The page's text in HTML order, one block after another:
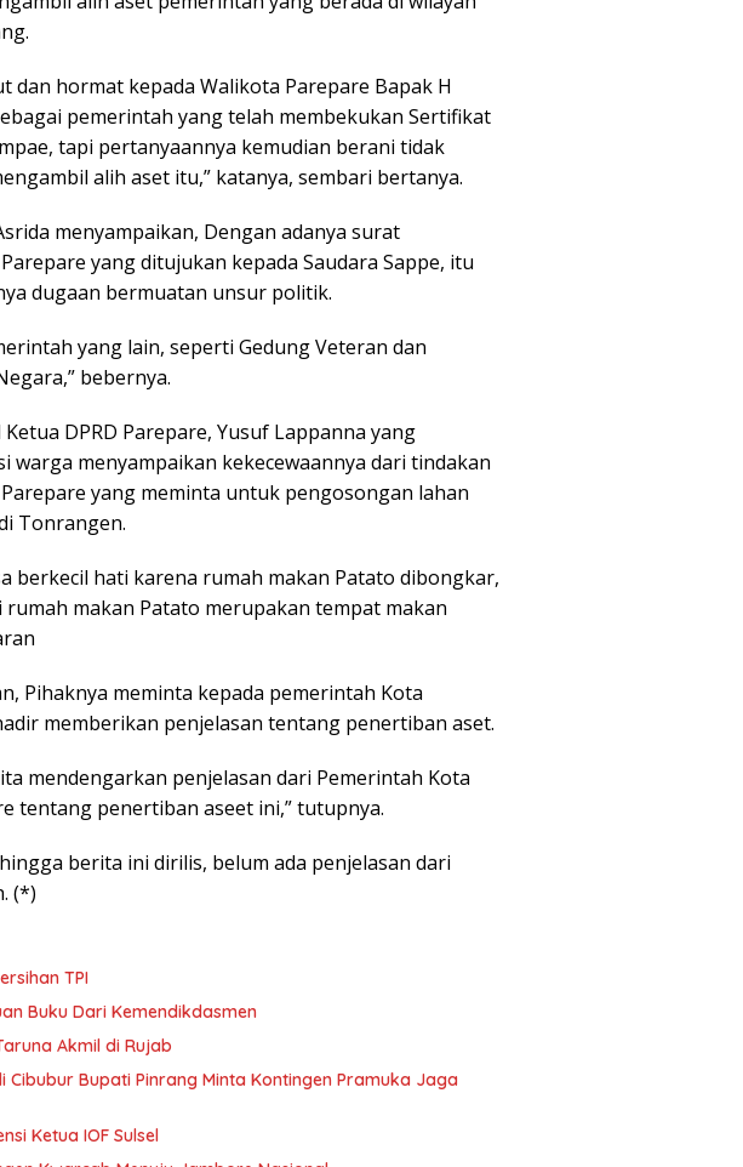
dan hormat kepada Walikota Parepare Bapak H
pemerintah yang telah membekukan Sertifikat
tapi pertanyaannya kemudian berani tidak
alih aset itu,” katanya, sembari bertanya.
menyampaikan, Dengan adanya surat
yang ditujukan kepada Saudara Sappe, itu
dugaan bermuatan unsur politik.
yang lain, seperti Gedung Veteran dan
bebernya.
DPRD Parepare, Yusuf Lappanna yang
warga menyampaikan kekecewaannya dari tindakan
yang meminta untuk pengosongan lahan
Tonrangen.
berkecil hati karena rumah makan Patato dibongkar,
rumah makan Patato merupakan tempat makan
Pihaknya meminta kepada pemerintah Kota
memberikan penjelasan tentang penertiban aset.
mendengarkan penjelasan dari Pemerintah Kota
tentang penertiban aseet ini,” tutupnya.
berita ini dirilis, belum ada penjelasan dari
(*)
TPI
Buku Dari Kemendikdasmen
Akmil di Rujab
Cibubur Bupati Pinrang Minta Kontingen Pramuka Jaga
Ketua IOF Sulsel